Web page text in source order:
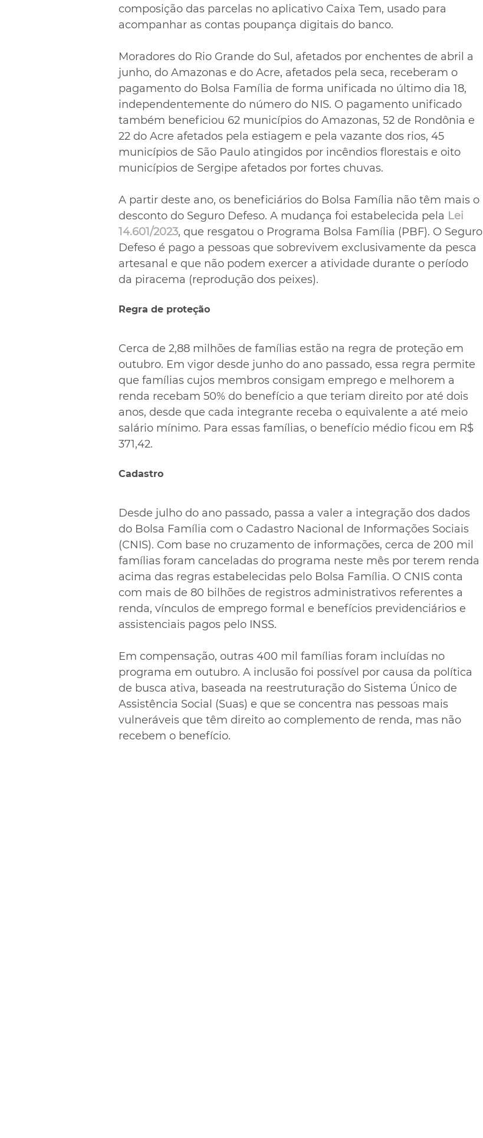
composição das parcelas no aplicativo Caixa Tem, usado para
acompanhar as contas poupança digitais do banco.
Moradores do Rio Grande do Sul, afetados por enchentes de abril a
junho, do Amazonas e do Acre, afetados pela seca, receberam o
pagamento do Bolsa Família de forma unificada no último dia 18,
independentemente do número do NIS. O pagamento unificado
também beneficiou 62 municípios do Amazonas, 52 de Rondônia e
22 do Acre afetados pela estiagem e pela vazante dos rios, 45
municípios de São Paulo atingidos por incêndios florestais e oito
municípios de Sergipe afetados por fortes chuvas.
A partir deste ano, os beneficiários do Bolsa Família não têm mais o
desconto do Seguro Defeso. A mudança foi estabelecida pela Lei
14.601/2023, que resgatou o Programa Bolsa Família (PBF). O Seguro
Defeso é pago a pessoas que sobrevivem exclusivamente da pesca
artesanal e que não podem exercer a atividade durante o período
da piracema (reprodução dos peixes).
Regra de proteção
Cerca de 2,88 milhões de famílias estão na regra de proteção em
outubro. Em vigor desde junho do ano passado, essa regra permite
que famílias cujos membros consigam emprego e melhorem a
renda recebam 50% do benefício a que teriam direito por até dois
anos, desde que cada integrante receba o equivalente a até meio
salário mínimo. Para essas famílias, o benefício médio ficou em R$
371,42.
Cadastro
Desde julho do ano passado, passa a valer a integração dos dados
do Bolsa Família com o Cadastro Nacional de Informações Sociais
(CNIS). Com base no cruzamento de informações, cerca de 200 mil
famílias foram canceladas do programa neste mês por terem renda
acima das regras estabelecidas pelo Bolsa Família. O CNIS conta
com mais de 80 bilhões de registros administrativos referentes a
renda, vínculos de emprego formal e benefícios previdenciários e
assistenciais pagos pelo INSS.
Em compensação, outras 400 mil famílias foram incluídas no
programa em outubro. A inclusão foi possível por causa da política
de busca ativa, baseada na reestruturação do Sistema Único de
Assistência Social (Suas) e que se concentra nas pessoas mais
vulneráveis que têm direito ao complemento de renda, mas não
recebem o benefício.